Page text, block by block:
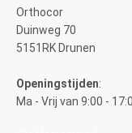
Orthocor
Duinweg 70
5151RK Drunen
Openingstijden:
Ma - Vrij van 9:00 -